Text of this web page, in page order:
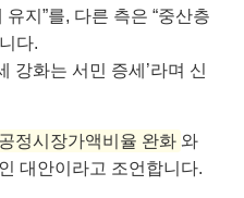
지”를, 다른 측은 “중산층
다.
강화는 서민 증세’라며 신
공정시장가액비율 완화 와
대안이라고 조언합니다.